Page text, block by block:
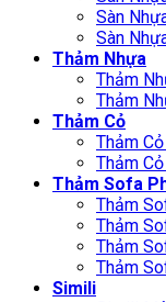
Sàn
Sàn
Thảm Nhựa
Thảm
Thảm
Thảm Cỏ
Thảm
Thảm
Thảm Sofa
Thảm
Thảm
Thảm
Thảm
Simili